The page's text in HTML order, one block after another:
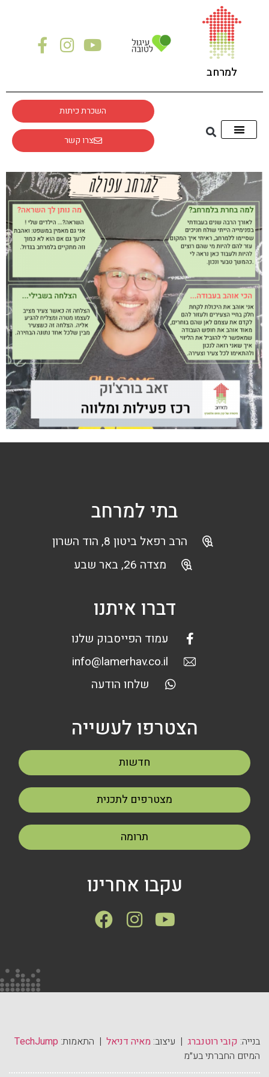
למרחב
השכרת כיתות
צרו קשר
בתי למרחב
הרב רפאל ביטון 8, הוד השרון
מצדה 26, באר שבע
דברו איתנו
עמוד הפייסבוק שלנו
info@lamerhav.co.il
שלחו הודעה
הצטרפו לעשייה
חדשות
מצטרפים לתכנית
תרומה
עקבו אחרינו
בנייה: קובי רוטנברג | עיצוב: מאיה דניאל | התאמות: TechJump
המיזם החברתי בע״מ